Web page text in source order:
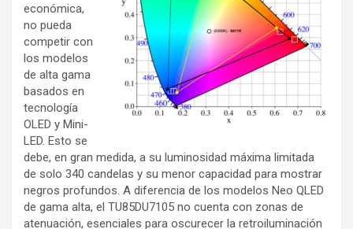
económica,
no pueda
competir con
los modelos
de alta gama
basados en
tecnología
OLED y Mini-
LED. Esto se
debe, en gran medida, a su luminosidad máxima limitada
de solo 340 candelas y su menor capacidad para mostrar
negros profundos. A diferencia de los modelos Neo QLED
de gama alta, el TU85DU7105 no cuenta con zonas de
atenuación, esenciales para oscurecer la retroiluminación